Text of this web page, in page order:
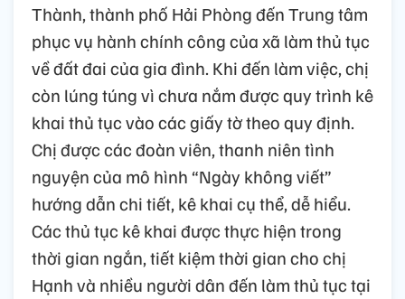
Thành, thành phố Hải Phòng đến Trung tâm
phục vụ hành chính công của xã làm thủ tục
về đất đai của gia đình. Khi đến làm việc, chị
còn lúng túng vì chưa nắm được quy trình kê
khai thủ tục vào các giấy tờ theo quy định.
Chị được các đoàn viên, thanh niên tình
nguyện của mô hình “Ngày không viết”
hướng dẫn chi tiết, kê khai cụ thể, dễ hiểu.
Các thủ tục kê khai được thực hiện trong
thời gian ngắn, tiết kiệm thời gian cho chị
Hạnh và nhiều người dân đến làm thủ tục tại